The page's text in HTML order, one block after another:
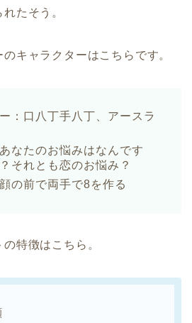
たそう。
キャラクターはこちらです。
：口八丁手八丁、アースラ
なたのお悩みはなんです
それとも恋のお悩み？
の前で両手で8を作る
特徴はこちら。